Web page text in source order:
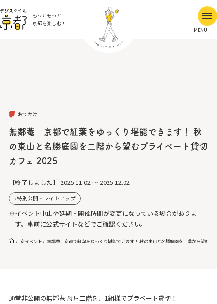
もっともっと
京都を楽しむ！
MENU
おでかけ
無鄰菴 京都で紅葉をゆっくり堪能できます！ 秋
の東山と名勝庭園を二階から望むプライベート貸切
カフェ 2025
【終了しました】 2025.11.02 ～ 2025.12.02
特別公開・ライトアップ
※イベント中止や延期・開催時間が変更になっている場合がありま
す。事前に公式サイトなどでご確認ください。
京イベント 無鄰菴 京都で紅葉をゆっくり堪能できます！ 秋の東山と名勝庭園を二階から望むプ
通常非公開の無鄰菴 母屋二階を、1組様でプラベート貸切！